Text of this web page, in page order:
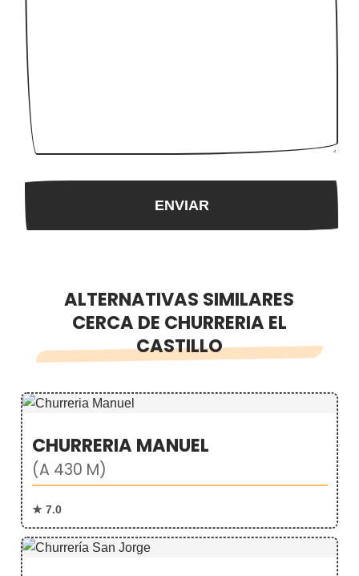
ALTERNATIVAS SIMILARES
CERCA DE CHURRERIA EL
CASTILLO
CHURRERIA MANUEL
(A 430 M)
★ 7.0